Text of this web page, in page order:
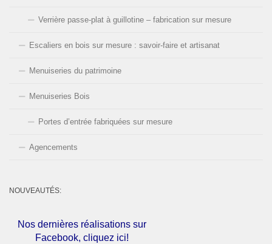
Verrière passe-plat à guillotine – fabrication sur mesure
Escaliers en bois sur mesure : savoir-faire et artisanat
Menuiseries du patrimoine
Menuiseries Bois
Portes d’entrée fabriquées sur mesure
Agencements
NOUVEAUTÉS:
Nos dernières réalisations sur
Facebook, cliquez ici!